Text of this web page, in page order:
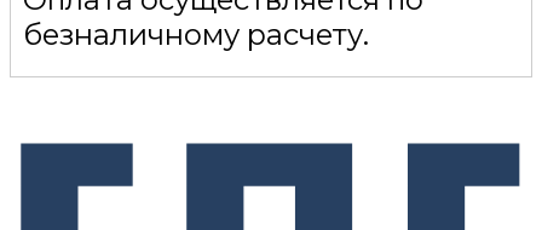
безналичному расчету.